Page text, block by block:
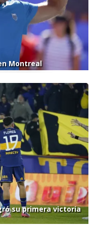
Montreal
su primera victoria